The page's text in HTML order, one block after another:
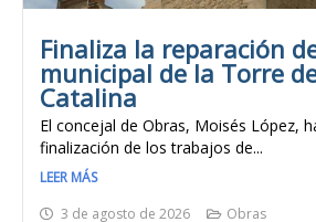
Finaliza la reparación
municipal de la Torre
Catalina
El concejal de Obras, Moisés López,
finalización de los trabajos de...
LEER MÁS
3 de agosto de 2026
Obras